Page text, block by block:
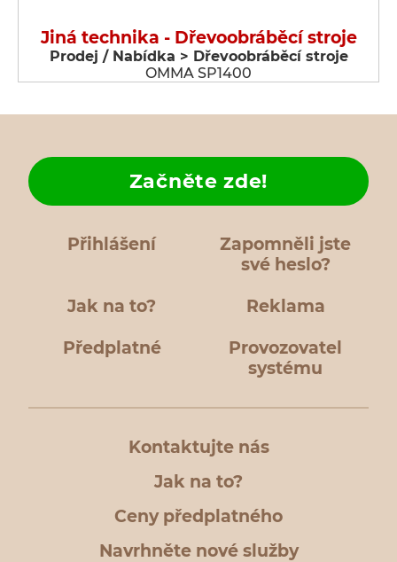
Jiná technika - Dřevoobráběcí stroje
Prodej / Nabídka > Dřevoobráběcí stroje
OMMA SP1400
Přihlášení
Zapomněli jste
své heslo?
Jak na to?
Začněte zde!
Reklama
Předplatné
Provozovatel
systému
Kontaktujte nás
Jak na to?
Ceny předplatného
Navrhněte nové služby